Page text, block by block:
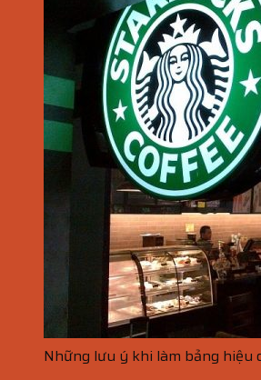
Những lưu ý khi làm bảng hiệu